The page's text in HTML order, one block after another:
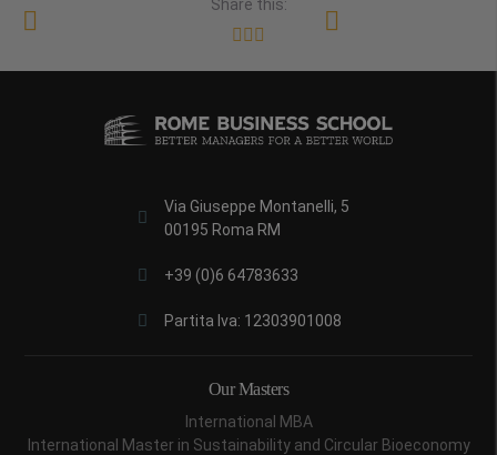
Share this:
Via Giuseppe Montanelli, 5
00195 Roma RM
+39 (0)6 64783633
Partita Iva: 12303901008
Our Masters
International MBA
International Master in Sustainability and Circular Bioeconomy